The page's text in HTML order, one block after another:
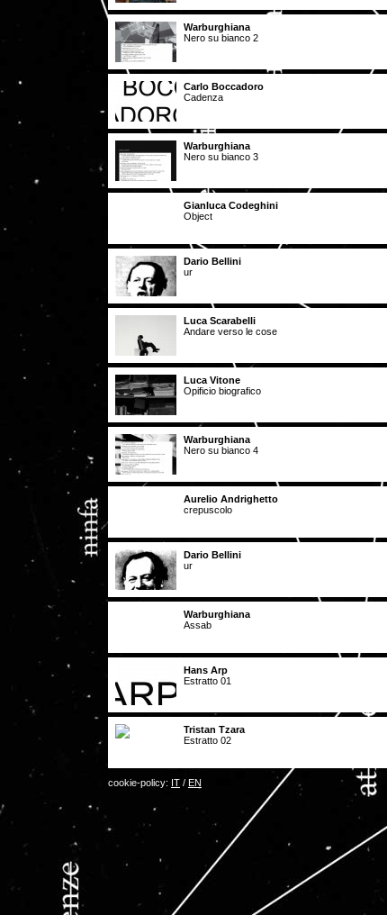
Warburghiana
Nero su bianco 2
Carlo Boccadoro
Cadenza
Warburghiana
Nero su bianco 3
Gianluca Codeghini
Object
Dario Bellini
ur
Luca Scarabelli
Andare verso le cose
Luca Vitone
Opificio biografico
Warburghiana
Nero su bianco 4
Aurelio Andrighetto
crepuscolo
Dario Bellini
ur
Warburghiana
Assab
Hans Arp
Estratto 01
Tristan Tzara
Estratto 02
cookie-policy: IT / EN